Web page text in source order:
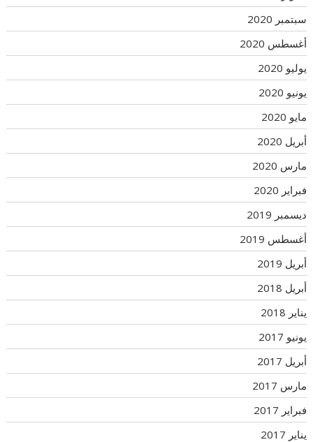
سبتمبر 2020
أغسطس 2020
يوليو 2020
يونيو 2020
مايو 2020
أبريل 2020
مارس 2020
فبراير 2020
ديسمبر 2019
أغسطس 2019
أبريل 2019
أبريل 2018
يناير 2018
يونيو 2017
أبريل 2017
مارس 2017
فبراير 2017
يناير 2017